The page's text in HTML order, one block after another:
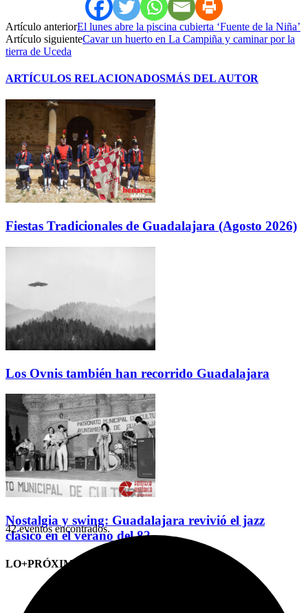
Artículo anteriorEl lunes abre la piscina cubierta ‘Fuente de la Niña’
Artículo siguienteCavar un huerto en La Campiña y caminar por la
tierra de Uceda
ARTÍCULOS RELACIONADOSMÁS DEL AUTOR
Fiestas Tradicionales de Guadalajara (Agosto 2026)
Los Ovnis también han recorrido Guadalajara
Nostalgia y swing: Guadalajara revivió el jazz
clásico en el verano del 82
LO+PRÓXIMO (CITAS)
42 eventos encontrados.